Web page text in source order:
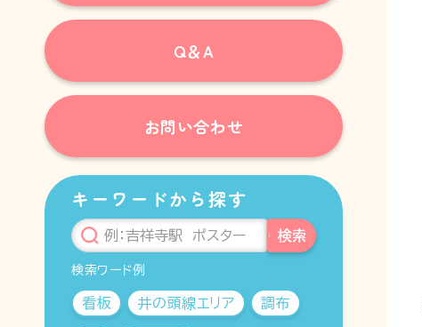
Q＆A
お問い合わせ
キーワードから探す
検索
検索ワード例
看板 井の頭線エリア 調布